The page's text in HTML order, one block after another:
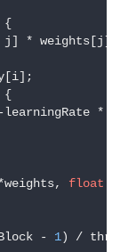
{
* weights[j];
{
*
float
- 1) /